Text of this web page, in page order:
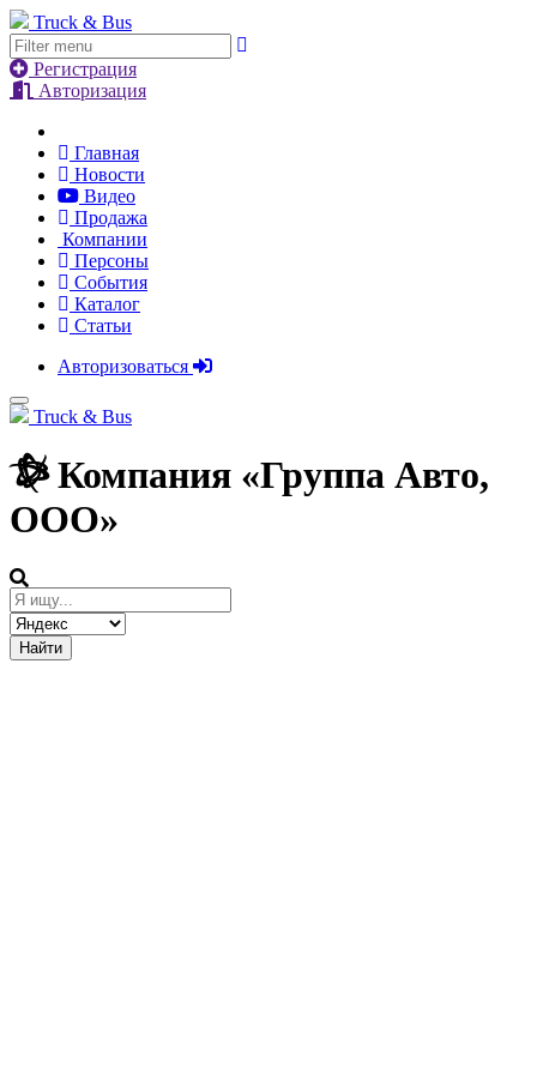
Truck & Bus
Регистрация
Авторизация
Главная
Новости
Видео
Продажа
Компании
Персоны
События
Каталог
Статьи
Авторизоваться
Truck & Bus
Компания «Группа Авто,
ООО»